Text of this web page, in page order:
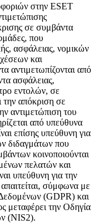
στην ESET
σε συμβάντα
που
ασφάλειας, νομικών
και
αντιμετωπίζονται από
ασφάλειας,
εντολών, σε
την απόκριση σε
αντιμετώπιση του
από υπεύθυνα
επίσης υπεύθυνη για
διδαγμάτων που
κοινοποιούνται
πελατών και
υπεύθυνη για την
σύμφωνα με
(GDPR) και
μεταφέρει την Οδηγία
(NIS2).